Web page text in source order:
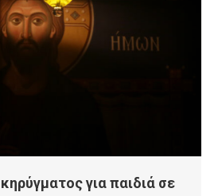
για παιδιά σε